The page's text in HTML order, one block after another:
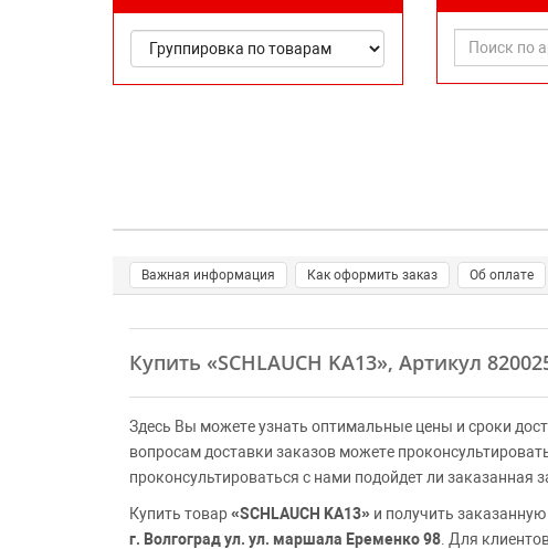
Важная информация Как оформить заказ Об оплате
Купить «SCHLAUCH KA13», Артикул
Здесь Вы можете узнать оптимальные цены и сроки
вопросам доставки заказов можете
проконсультироваться с нами подойдет ли заказанная
Купить товар«SCHLAUCH KA13» и получить
г. Волгоград ул. ул. маршала Еременко 98 . Для